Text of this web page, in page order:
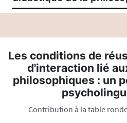
Les conditions de
d'interaction lié
philosophiques : un
Contribution à la table